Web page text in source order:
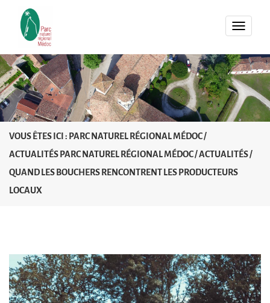
MENU
VOUS ÊTES ICI : PARC NATUREL RÉGIONAL MÉDOC/
ACTUALITÉS PARC NATUREL RÉGIONAL MÉDOC/ACTUALITÉS/
QUAND LES BOUCHERS RENCONTRENT LES PRODUCTEURS
LOCAUX